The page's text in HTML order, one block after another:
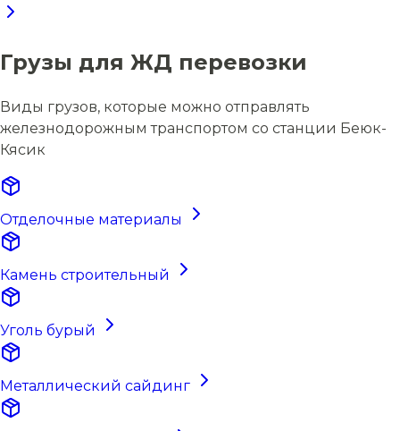
Грузы для ЖД перевозки
Виды грузов, которые можно отправлять
железнодорожным транспортом со станции Беюк-
Кясик
Отделочные материалы
Камень строительный
Уголь бурый
Металлический сайдинг